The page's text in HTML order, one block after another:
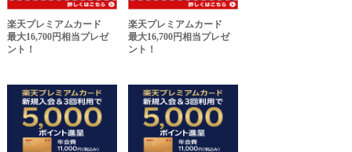
楽天プレミアムカード
最大16,700円相当プレゼ
ント！
楽天プレミアムカード
最大16,700円相当プレゼ
ント！